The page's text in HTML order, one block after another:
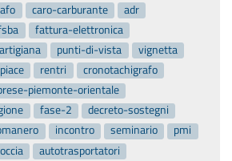
caro-carburante
adr
fattura-elettronica
punti-di-vista
vignetta
rentri
cronotachigrafo
piemonte-orientale
fase-2
decreto-sostegni
incontro seminario
pmi
autotrasportatori